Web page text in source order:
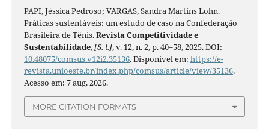
PAPI, Jéssica Pedroso; VARGAS, Sandra Martins Lohn.
Práticas sustentáveis: um estudo de caso na Confederação
Brasileira de Tênis.Revista Competitividade e
Sustentabilidade,[S. l.], v. 12, n. 2, p. 40–58, 2025. DOI:
10.48075/comsus.v12i2.35136. Disponível em: https://e-
revista.unioeste.br/index.php/comsus/article/view/35136.
Acesso em: 7 aug. 2026.
MORE CITATION FORMATS